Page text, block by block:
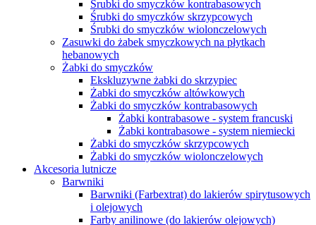
Śrubki do smyczków kontrabasowych
Śrubki do smyczków skrzypcowych
Śrubki do smyczków wiolonczelowych
Zasuwki do żabek smyczkowych na płytkach
hebanowych
Żabki do smyczków
Ekskluzywne żabki do skrzypiec
Żabki do smyczków altówkowych
Żabki do smyczków kontrabasowych
Żabki kontrabasowe - system francuski
Żabki kontrabasowe - system niemiecki
Żabki do smyczków skrzypcowych
Żabki do smyczków wiolonczelowych
Akcesoria lutnicze
Barwniki
Barwniki (Farbextrat) do lakierów spirytusowych
i olejowych
Farby anilinowe (do lakierów olejowych)